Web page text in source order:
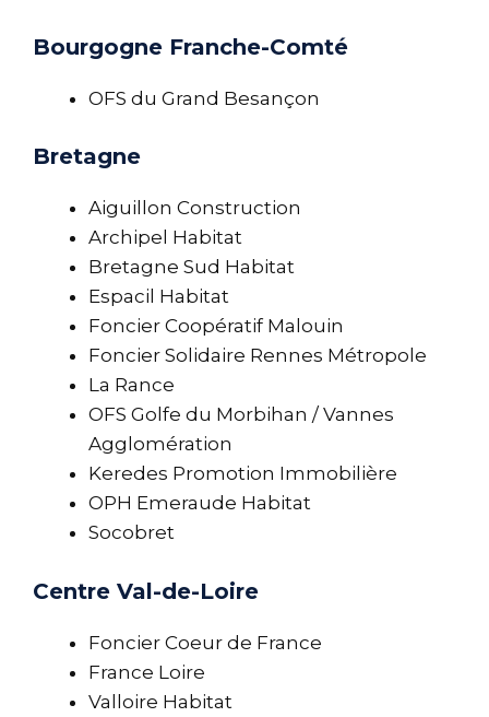
Bourgogne Franche-Comté
OFS du Grand Besançon
Bretagne
Aiguillon Construction
Archipel Habitat
Bretagne Sud Habitat
Espacil Habitat
Foncier Coopératif Malouin
Foncier Solidaire Rennes Métropole
La Rance
OFS Golfe du Morbihan / Vannes
Agglomération
Keredes Promotion Immobilière
OPH Emeraude Habitat
Socobret
Centre Val-de-Loire
Foncier Coeur de France
France Loire
Valloire Habitat